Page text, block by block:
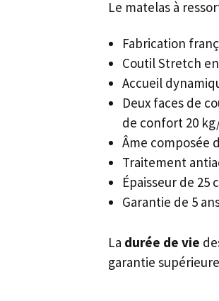
Le matelas à
Fabrication
Coutil Stretch
Accueil
Deux faces de
de confort 20
Âme composée
Traitement
Épaisseur de 25
Garantie de 5
La durée de vie
garantie